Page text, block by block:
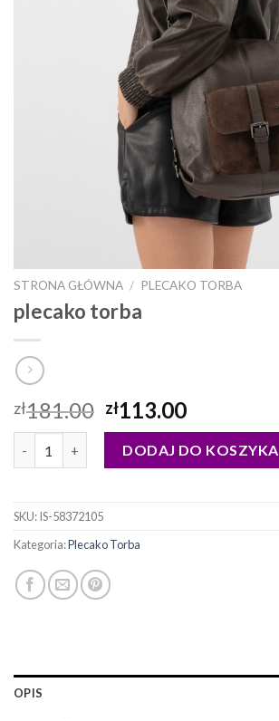
STRONA GŁÓWNA / PLECAKO TORBA
plecako torba
zł181.00 zł113.00
DODAJ DO KOSZYKA
SKU:IS-58372105
Kategoria:Plecako Torba
OPIS